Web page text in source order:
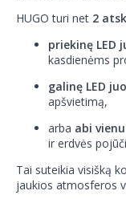
HUGO turi net 2
priekinę LED
kasdienėms
galinę LED
apšvietimą,
arba abi
ir erdvės
Tai suteikia visišką
jaukios atmosferos